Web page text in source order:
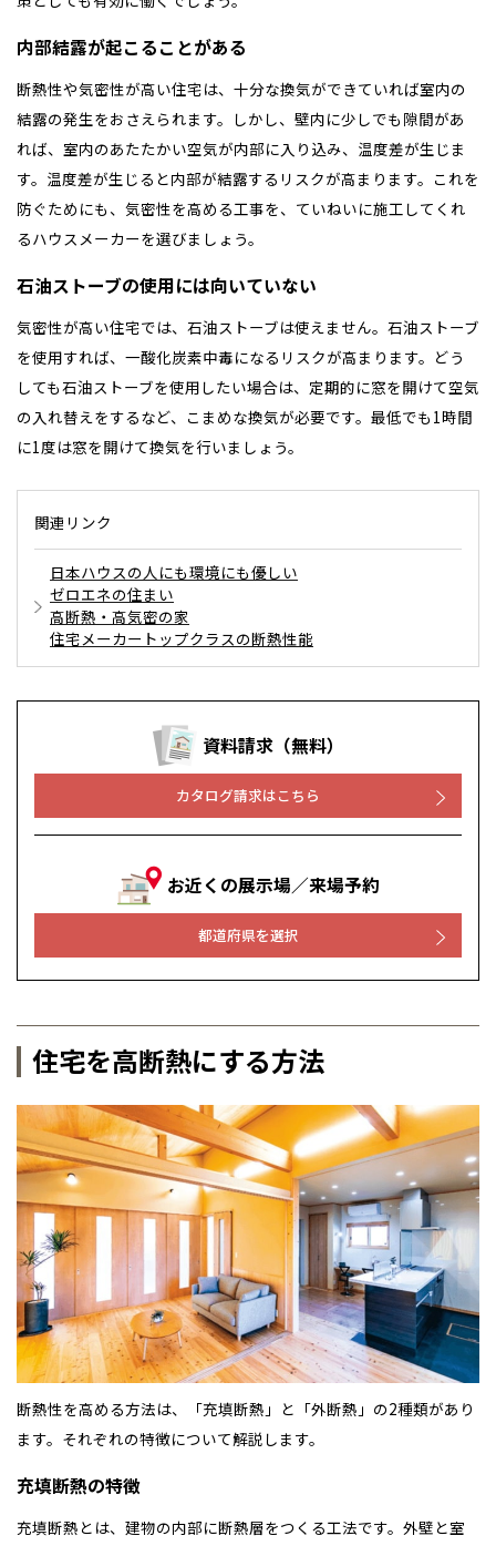
内部結露が起こることがある
断熱性や気密性が高い住宅は、十分な換気ができていれば室内の
結露の発生をおさえられます。しかし、壁内に少しでも隙間があ
れば、室内のあたたかい空気が内部に入り込み、温度差が生じま
す。温度差が生じると内部が結露するリスクが高まります。これを
防ぐためにも、気密性を高める工事を、ていねいに施工してくれ
るハウスメーカーを選びましょう。
石油ストーブの使用には向いていない
気密性が高い住宅では、石油ストーブは使えません。石油ストーブ
を使用すれば、一酸化炭素中毒になるリスクが高まります。どう
しても石油ストーブを使用したい場合は、定期的に窓を開けて空気
の入れ替えをするなど、こまめな換気が必要です。最低でも1時間
に1度は窓を開けて換気を行いましょう。
関連リンク
日本ハウスの人にも環境にも優しい
ゼロエネの住まい
高断熱・高気密の家
住宅メーカートップクラスの断熱性能
資料請求（無料）
カタログ請求はこちら
お近くの展示場／来場予約
都道府県を選択
住宅を高断熱にする方法
断熱性を高める方法は、「充填断熱」と「外断熱」の2種類があり
ます。それぞれの特徴について解説します。
充填断熱の特徴
充填断熱とは、建物の内部に断熱層をつくる工法です。外壁と室